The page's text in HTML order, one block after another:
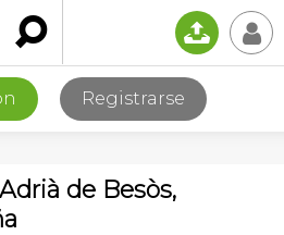
 📤 👤
Registrarse
de Besòs,